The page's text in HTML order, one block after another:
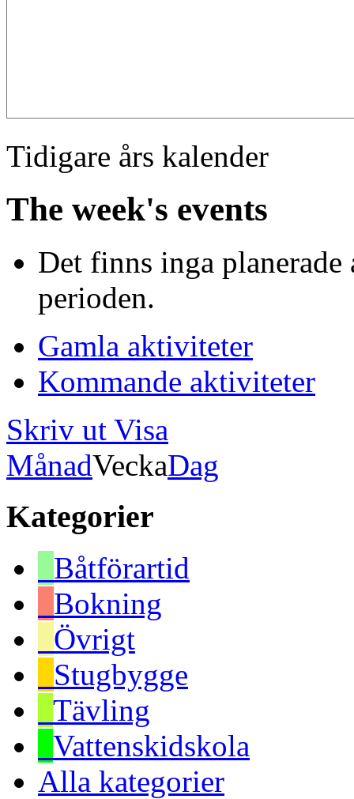
Tidigare års kalender
The week's events
Det finns inga
perioden.
Gamla aktiviteter
Kommande aktiviteter
Skriv ut Visa
MånadVeckaDag
Kategorier
Båtförartid
Bokning
Övrigt
Stugbygge
Tävling
Vattenskidskola
Alla kategorier